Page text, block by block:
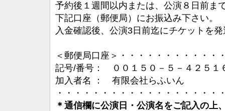
予約後１週間以内または、公演８日前ま
下記口座（郵便局）にお振込み下さい。
入金確認後、公演3日前迄にチケットを
＜郵便局口座＞・・・・・・・・・・・
記号/番号： ００１５０－５－４２５１
加入者名 ： 有限会社らふいん
・・・・・・・・・・・・・・・・・・
＊通信欄に公演日・公演名をご記入の上